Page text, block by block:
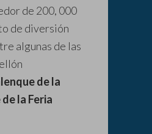
de 200, 000
de diversión
algunas de las
de la
la Feria